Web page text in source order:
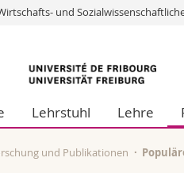
Fak.
und
Lehrstuhl Lehre
und Publikationen